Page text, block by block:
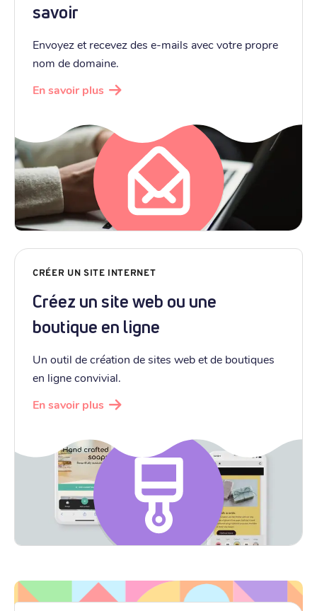
savoir
Envoyez et recevez des e-mails avec votre propre
nom de domaine.
En savoir plus
CRÉER UN SITE INTERNET
Créez un site web ou une
boutique en ligne
Un outil de création de sites web et de boutiques
en ligne convivial.
En savoir plus